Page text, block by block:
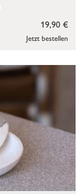
Jetzt bestellen
19,90 €